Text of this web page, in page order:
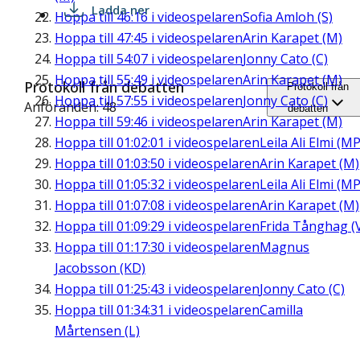
Hoppa till46:16 i videospelarenSofia Amloh (S)
Hoppa till 47:45 i videospelarenArin Karapet (M)
Hoppa till 54:07 i videospelarenJonny Cato (C)
Hoppa till 55:49 i videospelarenArin Karapet (M)
Hoppa till57:55 i videospelarenJonny Cato (C)
Hoppa till 59:46 i videospelarenArin Karapet (M)
Hoppa till 01:02:01 i videospelarenLeila Ali Elmi
Hoppa till 01:03:50 i videospelarenArin Karapet (M)
Hoppa till 01:05:32 i videospelarenLeila Ali Elmi
Hoppa till 01:07:08 i videospelarenArin Karapet (M)
Hoppa till 01:09:29 i videospelarenFrida Tånghag
Hoppa till 01:17:30 i videospelarenMagnus
Jacobsson (KD)
Hoppa till 01:25:43 i videospelarenJonny Cato (C)
Hoppa till 01:34:31 i videospelarenCamilla
Mårtensen (L)
Ladda ner
Protokoll från debatten
Anföranden: 48
Protokoll från
debatten